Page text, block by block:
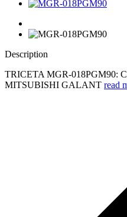
Description
TRICETA MGR-018PGM90:
MITSUBISHI GALANT read